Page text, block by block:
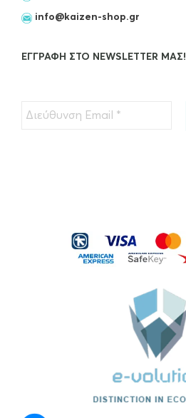
info@kaizen-shop.gr
ΕΓΓΡΑΦΉ ΣΤΟ NEWSLETTER ΜΑΣ!